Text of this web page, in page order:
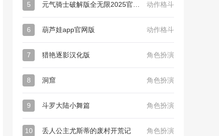
5 动作格斗
6 葫芦娃app官网版 动作格斗
7 猎艳逐影汉化版 角色扮演
8 洞窟 角色扮演
9 斗罗大陆小舞篇 角色扮演
10 丢人公主尤斯蒂的废村开荒记 角色扮演